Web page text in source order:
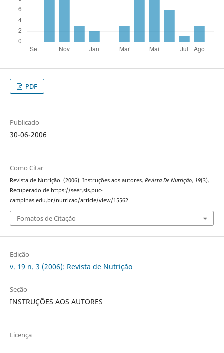
PDF
Publicado
30-06-2006
Como Citar
Revista de Nutrição. (2006). Instruções aos autores. Revista De Nutrição, 19(3).
Recuperado de https://seer.sis.puc-
campinas.edu.br/nutricao/article/view/15562
Fomatos de Citação
Edição
v. 19 n. 3 (2006): Revista de Nutrição
Seção
INSTRUÇÕES AOS AUTORES
Licença